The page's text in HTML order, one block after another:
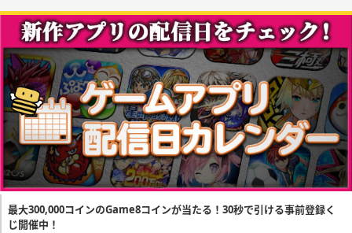
最大300,000コインのGame8コインが当たる！30秒で引ける事前登録く
じ開催中！